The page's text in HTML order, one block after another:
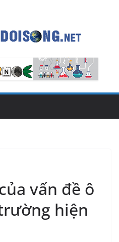
vấn đề ô
hiện